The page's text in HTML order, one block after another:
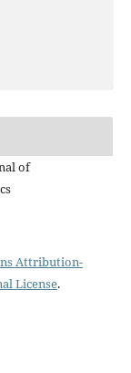
of
Attribution-
License.